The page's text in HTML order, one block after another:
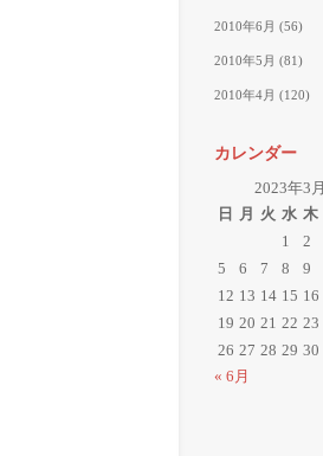
2010年6月 (56)
2010年5月 (81)
2010年4月 (120)
カレンダー
2023年3月
日
月 火 水 木
1
2
5
6 7 8 9
12 13 14 15 16
19 20 21 22 23
26 27 28 29 30
« 6月